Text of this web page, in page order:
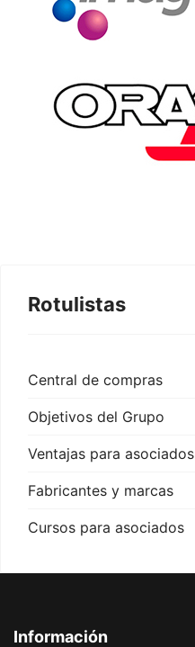
Rotulistas
Central de compras
Objetivos del Grupo
Ventajas para asociados
Fabricantes y marcas
Cursos para asociados
Información